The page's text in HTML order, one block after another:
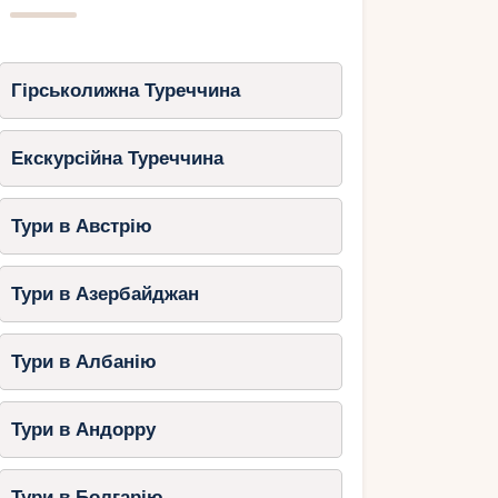
Гірськолижна Туреччина
Екскурсійна Туреччина
Тури в Австрію
Тури в Азербайджан
Тури в Албанію
Тури в Андорру